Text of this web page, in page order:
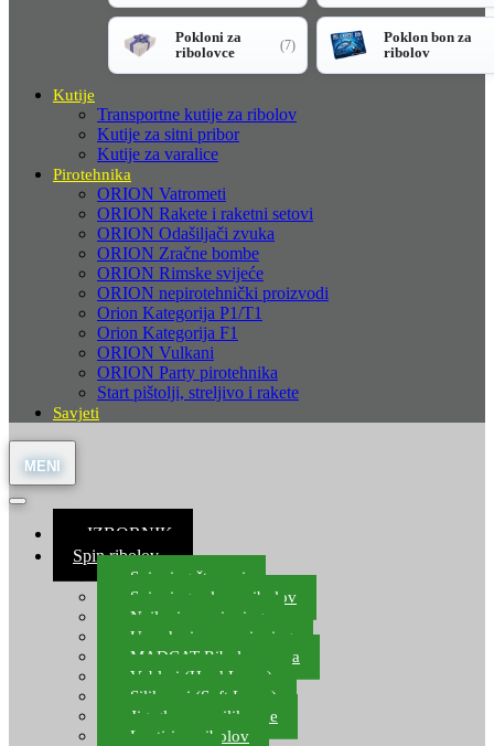
Pokloni za
ribolovce
(7)
Poklon bon za
ribolov
Kutije
Transportne kutije za ribolov
Kutije za sitni pribor
Kutije za varalice
Pirotehnika
ORION Vatrometi
ORION Rakete i raketni setovi
ORION Odašiljači zvuka
ORION Zračne bombe
ORION Rimske svijeće
ORION nepirotehnički proizvodi
Orion Kategorija P1/T1
Orion Kategorija F1
ORION Vulkani
ORION Party pirotehnika
Start pištolji, streljivo i rakete
Savjeti
≡ IZBORNIK
Spin ribolov
Spinning štapovi
Spinning role za ribolov
Najloni za spinning
Upredenice za spinning
MADCAT Ribolov soma
Vobleri (Hard Lures)
Silikonci (Soft Lures)
Jig glave za silikonce
Leptiri za ribolov